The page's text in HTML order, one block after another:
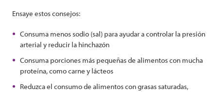
Ensaye estos consejos:
Consuma menos sodio (sal) para ayudar a controlar la presión
arterial y reducir la hinchazón
Consuma porciones más pequeñas de alimentos con mucha
proteína, como carne y lácteos
Reduzca el consumo de alimentos con grasas saturadas,